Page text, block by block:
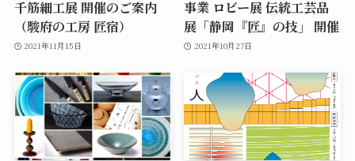
千筋細工展 開催のご案内
（駿府の工房 匠宿）
2021年11月15日
事業 ロビー展 伝統工芸品
展「静岡『匠』の技」 開催
2021年10月27日